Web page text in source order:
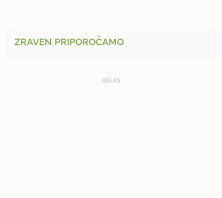
ZRAVEN PRIPOROČAMO
OGLAS